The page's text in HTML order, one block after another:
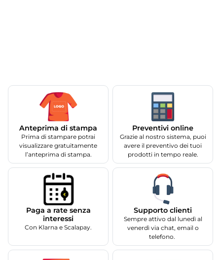
Anteprima di stampa
Prima di stampare potrai
visualizzare gratuitamente
l’anteprima di stampa.
Preventivi online
Grazie al nostro sistema, puoi
avere il preventivo dei tuoi
prodotti in tempo reale.
Paga a rate senza
interessi
Con Klarna e Scalapay.
Supporto clienti
Sempre attivo dal lunedì al
venerdì via chat, email o
telefono.